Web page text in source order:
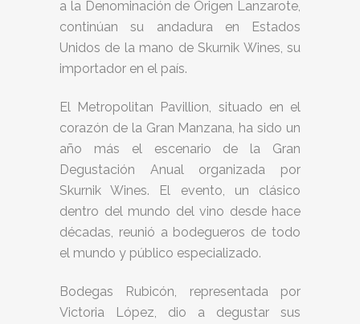
a la Denominación de Origen Lanzarote,
continúan su andadura en Estados
Unidos de la mano de Skurnik Wines, su
importador en el país.
El Metropolitan Pavillion, situado en el
corazón de la Gran Manzana, ha sido un
año más el escenario de la Gran
Degustación Anual organizada por
Skurnik Wines. El evento, un clásico
dentro del mundo del vino desde hace
décadas, reunió a bodegueros de todo
el mundo y público especializado.
Bodegas Rubicón, representada por
Victoria López, dio a degustar sus